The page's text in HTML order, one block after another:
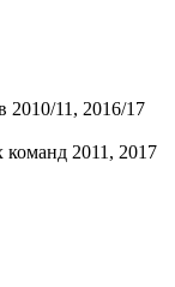
2010/11, 2016/17
2011, 2017